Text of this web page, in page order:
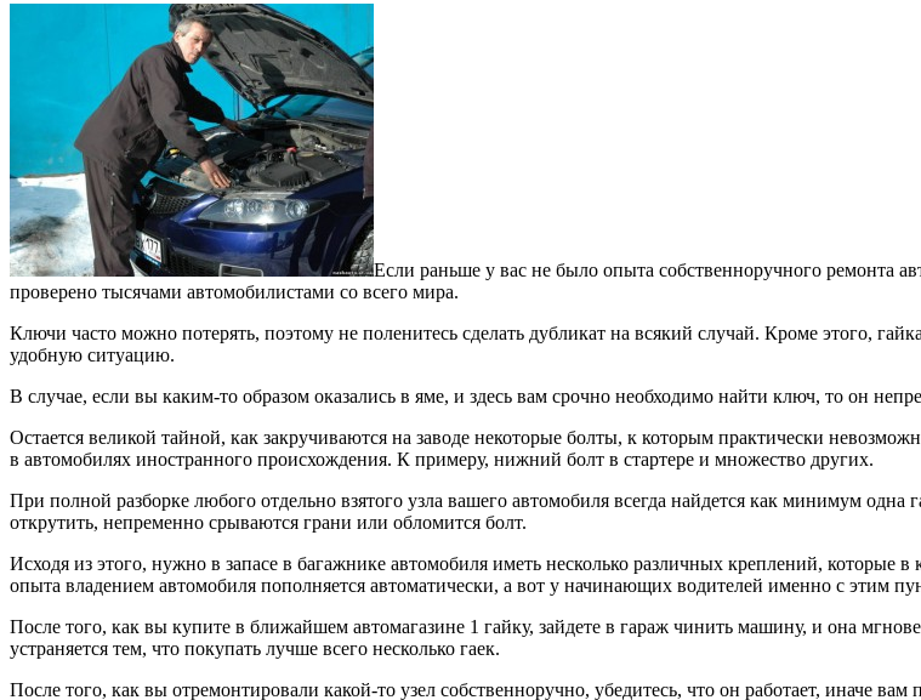
Если раньше у вас не было опыта собственноручного ремонта
проверено тысячами автомобилистами со всего мира.
Ключи часто можно потерять, поэтому не поленитесь сделать дубликат на всякий случай. Кроме этого,
удобную ситуацию.
В случае, если вы каким-то образом оказались в яме, и здесь вам срочно необходимо найти ключ, то он
Остается великой тайной, как закручиваются на заводе некоторые болты, к которым практически
в автомобилях иностранного происхождения. К примеру, нижний болт в стартере и множество других.
При полной разборке любого отдельно взятого узла вашего автомобиля всегда найдется как минимум
открутить, непременно срываются грани или обломится болт.
Исходя из этого, нужно в запасе в багажнике автомобиля иметь несколько различных креплений, которые
опыта владением автомобиля пополняется автоматически, а вот у начинающих водителей именно с этим
После того, как вы купите в ближайшем автомагазине 1 гайку, зайдете в гараж чинить машину, и она
устраняется тем, что покупать лучше всего несколько гаек.
После того, как вы отремонтировали какой-то узел собственноручно, убедитесь, что он работает, иначе